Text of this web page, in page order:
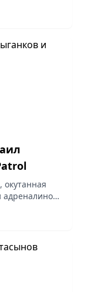
окутанная
не говорят